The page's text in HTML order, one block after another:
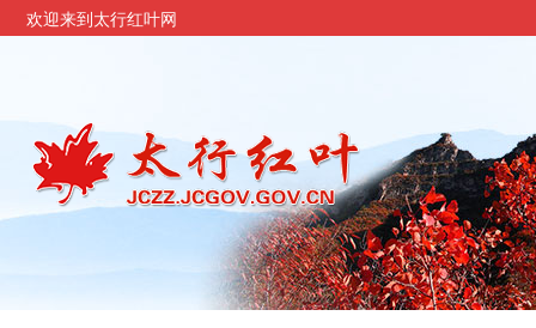
欢迎来到太行红叶网